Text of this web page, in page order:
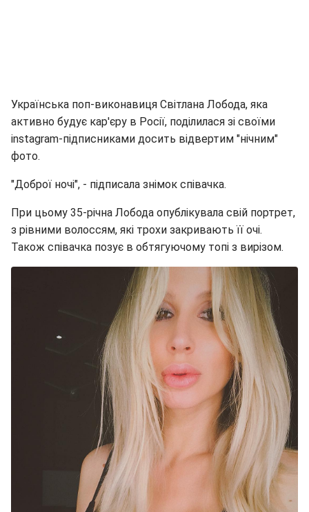
Українська поп-виконавиця Світлана Лобода, яка
активно будує кар'єру в Росії, поділилася зі своїми
instagram-підписниками досить відвертим "нічним"
фото.
"Доброї ночі", - підписала знімок співачка.
При цьому 35-річна Лобода опублікувала свій портрет,
з рівними волоссям, які трохи закривають її очі.
Також співачка позує в обтягуючому топі з вирізом.